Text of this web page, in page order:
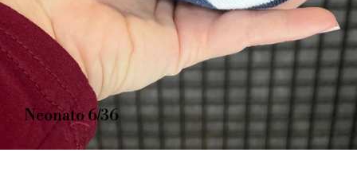
Neonato 6/36